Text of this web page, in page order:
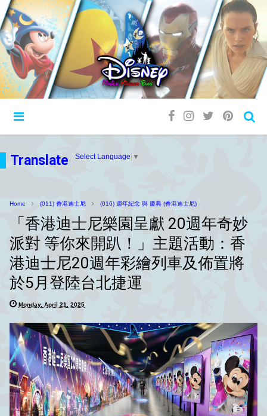
Translate Select Language ▼
Home (011) 香港迪士尼 (016) 週年紀念 與 慶典 (香港迪士尼)
「香港迪士尼樂園呈獻 20週年奇妙
派對 等你來開趴！」主題活動：香
港迪士尼20週年彩繪列車及佈置將
於5月登陸台北捷運
Monday, April 21, 2025